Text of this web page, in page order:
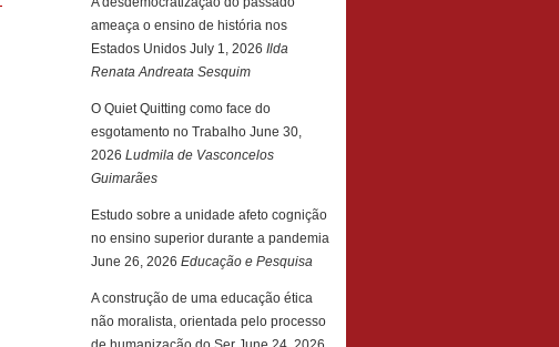
ameaça o ensino de história nos
Estados Unidos July 1, 2026 Ilda
Renata Andreata Sesquim
O Quiet Quitting como face do
esgotamento no Trabalho June 30,
2026 Ludmila de Vasconcelos
Guimarães
Estudo sobre a unidade afeto cognição
no ensino superior durante a pandemia
June 26, 2026 Educação e Pesquisa
A construção de uma educação ética
não moralista, orientada pelo processo